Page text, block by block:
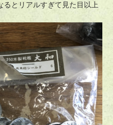
るとリアルすぎて見た目以上